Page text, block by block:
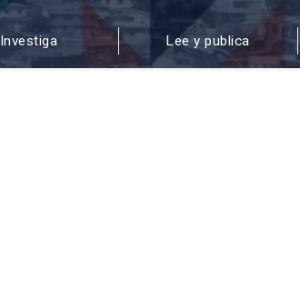
Investiga Lee y publica